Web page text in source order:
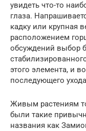
увидеть что-то
глаза.
кадку или крупная
расположением
обсуждений выбор
этого элемента, и
последующего
Живым растениям
были такие
названия как